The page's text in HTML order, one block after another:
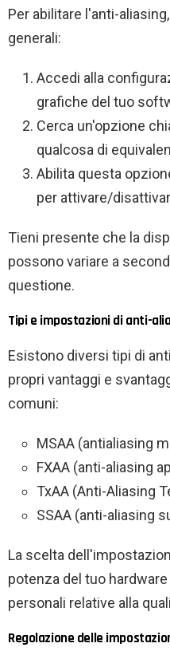
Per abilitare l'anti-
generali:
Accedi alla
grafiche del tuo
Cerca un'opzione
qualcosa di
Abilita questa
per attivare/
Tieni presente che la
possono variare a
questione.
Tipi e impostazioni di anti-
Esistono diversi tipi di
propri vantaggi e
comuni:
MSAA (antialiasing
FXAA (anti-aliasing
TxAA (Anti-Aliasing
SSAA (anti-aliasing
La scelta
potenza del tuo
personali relative alla
Regolazione delle